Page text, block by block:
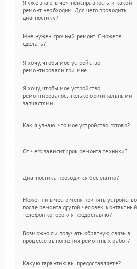
Я уже знаю в чем неисправность и какой
ремонт необходим. Для чего проводить
диагностику?
Мне нужен срочный ремонт. Сможете
сделать?
Я хочу, чтобы мое устройство
ремонтировали при мне.
Я хочу, чтобы мое устройство
ремонтировалось только оригинальными
запчастями.
Как я узнаю, что мое устройство готово?
От чего зависит срок ремонта техники?
Диагностика проводится бесплатно?
Может ли вместо меня принять устройство
после ремонта другой человек, контактный
телефон которого я предоставлю?
Возможно ли получать обратную связь в
процессе выполнения ремонтных работ?
Какую гарантию вы предоставляете?